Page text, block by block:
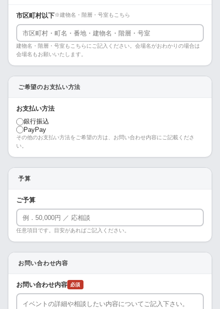
市区町村以下※建物名・階層・号室もこちら
建物名・階層・号室もこちらにご記入ください。会場名がおわかりの場合は
会場名もお願いいたします。
ご希望のお支払い方法
お支払い方法
銀行振込
PayPay
その他のお支払い方法をご希望の方は、お問い合わせ内容にご記載くださ
い。
予算
ご予算
任意項目です。目安があればご記入ください。
お問い合わせ内容
お問い合わせ内容 必須